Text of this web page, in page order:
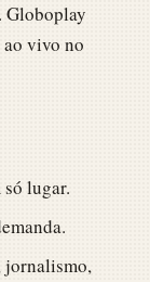
Globoplay
vivo no
lugar.
jornalismo,